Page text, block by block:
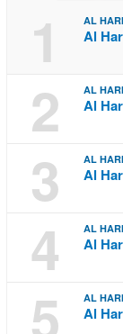
1 AL
Al
2 AL
Al
3 AL
Al
4 AL
Al
5 AL
Al